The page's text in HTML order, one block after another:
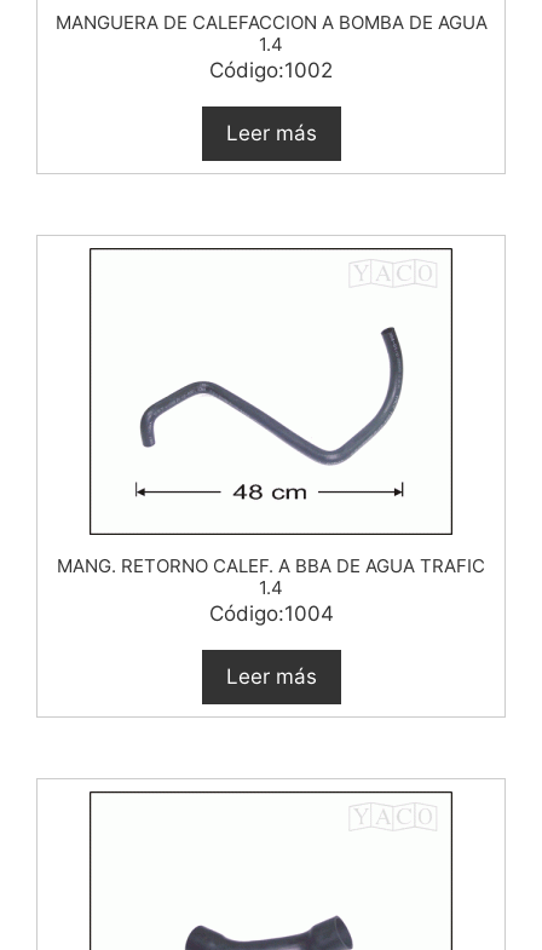
MANGUERA DE CALEFACCION A BOMBA DE AGUA
1.4
Código:1002
Leer más
MANG. RETORNO CALEF. A BBA DE AGUA TRAFIC
1.4
Código:1004
Leer más